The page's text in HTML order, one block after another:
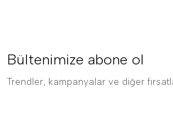
Bültenimize abone ol
Trendler, kampanyalar ve diğer